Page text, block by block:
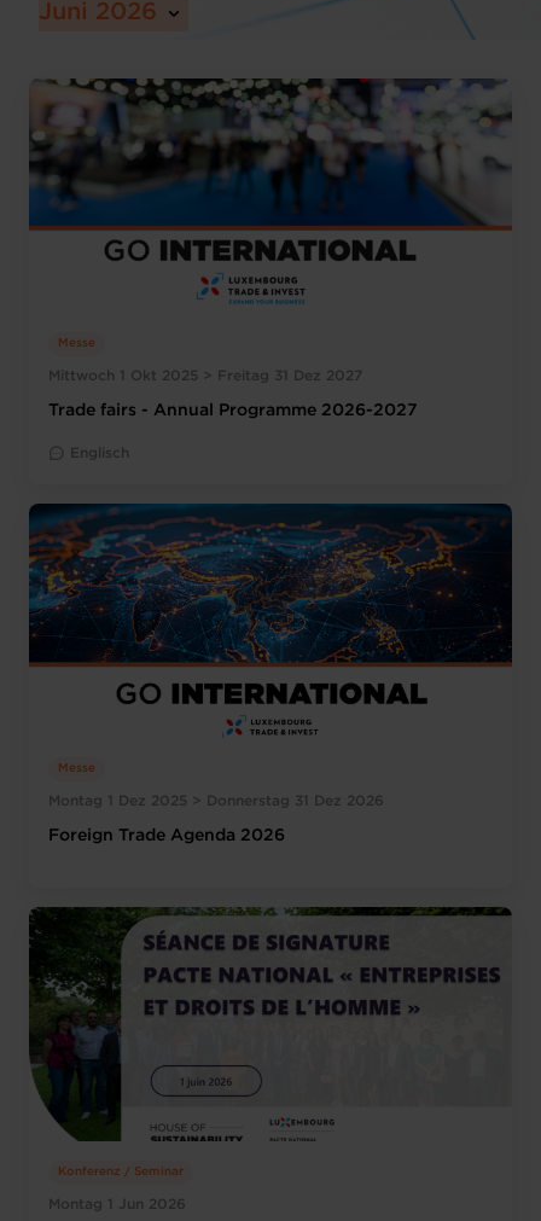
Juni 2026
Mittwoch 1 Okt 2025 > Freitag 31 Dez 2027
Messe
Trade fairs - Annual Programme 2026-2027
Englisch
Montag 1 Dez 2025 > Donnerstag 31 Dez 2026
Messe
Foreign Trade Agenda 2026
Montag 1 Jun 2026
Konferenz / Seminar